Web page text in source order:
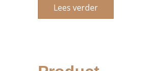
Lees verder